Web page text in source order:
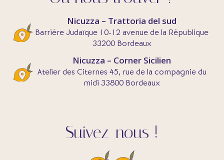
Nicuzza – Trattoria del sud
Barrière Judaïque 10-12 avenue de la République
33200 Bordeaux
Nicuzza – Corner Sicilien
Atelier des Citernes 45, rue de la compagnie du
midi 33800 Bordeaux
Suivez-nous !